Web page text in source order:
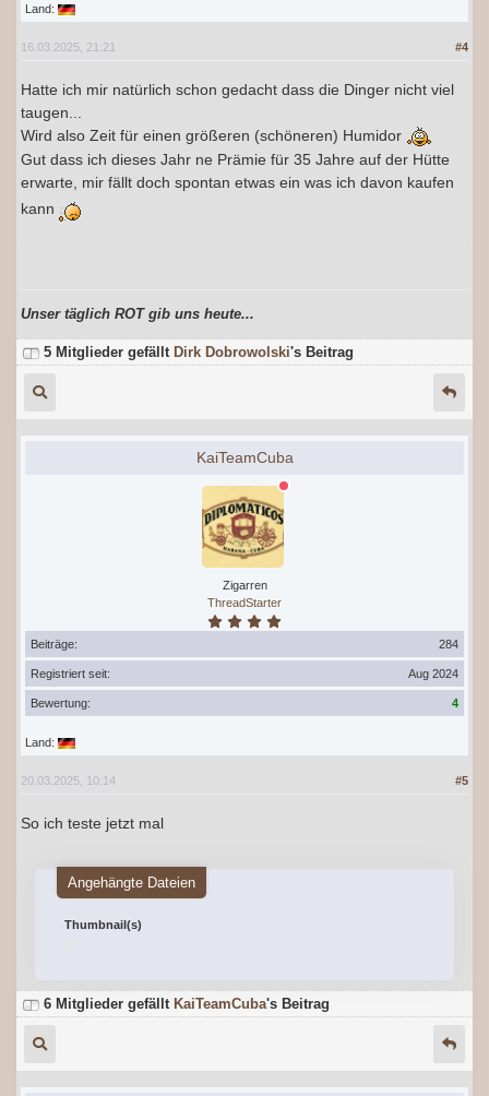
Land:
#4
16.03.2025, 21:21
Hatte ich mir natürlich schon gedacht dass die Dinger nicht viel
taugen...
Wird also Zeit für einen größeren (schöneren) Humidor
Gut dass ich dieses Jahr ne Prämie für 35 Jahre auf der Hütte
erwarte, mir fällt doch spontan etwas ein was ich davon kaufen
kann
Unser täglich ROT gib uns heute...
5 Mitglieder gefällt Dirk Dobrowolski's Beitrag
KaiTeamCuba
Zigarren
ThreadStarter
Beiträge: 284
Registriert seit: Aug 2024
Bewertung: 4
Land:
#5
20.03.2025, 10:14
So ich teste jetzt mal
Angehängte Dateien
Thumbnail(s)
6 Mitglieder gefällt KaiTeamCuba's Beitrag